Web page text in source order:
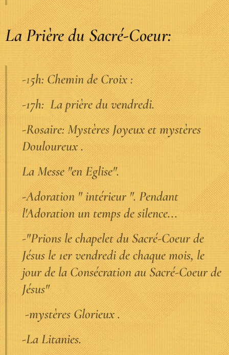
La Prière du Sacré-Coeur:
-15h: Chemin de Croix :
-17h: La prière du vendredi.
-Rosaire: Mystères Joyeux et mystères
Douloureux .
La Messe "en Eglise".
-Adoration " intérieur ". Pendant
l'Adoration un temps de silence...
-"Prions le chapelet du Sacré-Coeur de
Jésus le 1er vendredi de chaque mois, le
jour de la Consécration au Sacré-Coeur de
Jésus"
-mystères Glorieux .
-La Litanies.